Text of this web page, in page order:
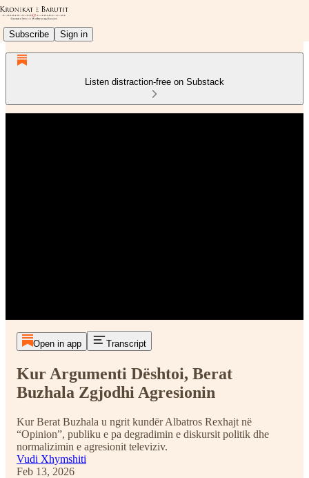
Subscribe Sign in
Listen distraction-free on Substack
Open in app Transcript
Kur Argumenti Dështoi, Berat
Buzhala Zgjodhi Agresionin
Kur Berat Buzhala u ngrit kundër Albatros Rexhajt në
“Opinion”, publiku e pa degradimin e diskursit politik dhe
normalizimin e agresionit televiziv.
Vudi Xhymshiti
Feb 13, 2026